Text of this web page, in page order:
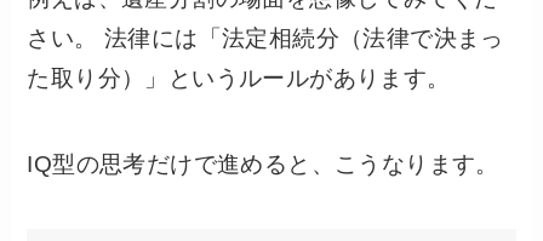
さい。 法律には「法定相続分（法律で決まっ
た取り分）」というルールがあります。
IQ型の思考だけで進めると、こうなります。